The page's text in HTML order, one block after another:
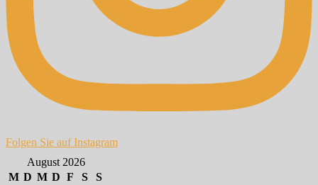
Folgen Sie auf Instagram
August 2026
M D M D F S
S